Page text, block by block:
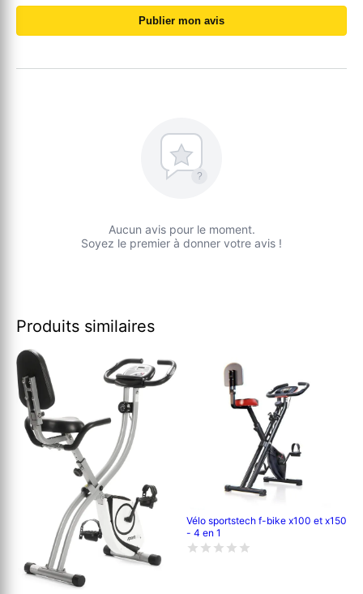
Publier mon avis
?
Aucun avis pour le moment.
Soyez le premier à donner votre avis !
Produits similaires
Vélo sportstech f-bike x100 et x150
- 4 en 1